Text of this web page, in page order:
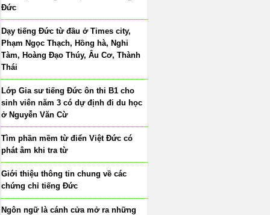
Đức
Dạy tiếng Đức từ đầu ở Times city,
Phạm Ngọc Thạch, Hồng hà, Nghi
Tàm, Hoàng Đạo Thúy, Âu Cơ, Thành
Thái
Lớp Gia sư tiếng Đức ôn thi B1 cho
sinh viên năm 3 có dự định đi du học
ở Nguyễn Văn Cừ
Tìm phần mềm từ điển Việt Đức có
phát âm khi tra từ
Giới thiệu thông tin chung về các
chứng chỉ tiếng Đức
Ngôn ngữ là cánh cửa mở ra những